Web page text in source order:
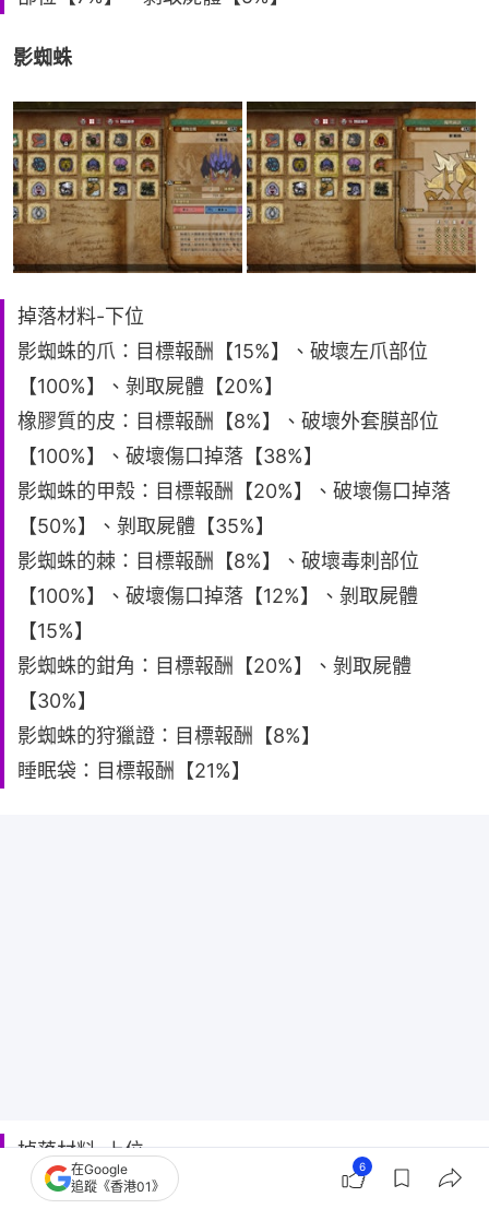
影蜘蛛
掉落材料-下位
影蜘蛛的爪：目標報酬【15%】、破壞左爪部位
【100%】、剝取屍體【20%】
橡膠質的皮：目標報酬【8%】、破壞外套膜部位
【100%】、破壞傷口掉落【38%】
影蜘蛛的甲殼：目標報酬【20%】、破壞傷口掉落
【50%】、剝取屍體【35%】
影蜘蛛的棘：目標報酬【8%】、破壞毒刺部位
【100%】、破壞傷口掉落【12%】、剝取屍體
【15%】
影蜘蛛的鉗角：目標報酬【20%】、剝取屍體
【30%】
影蜘蛛的狩獵證：目標報酬【8%】
睡眠袋：目標報酬【21%】
掉落材料-上位
影蜘蛛的銳爪：目標報酬【15%】、破壞左爪部位
在Google
追蹤《香港01》
6